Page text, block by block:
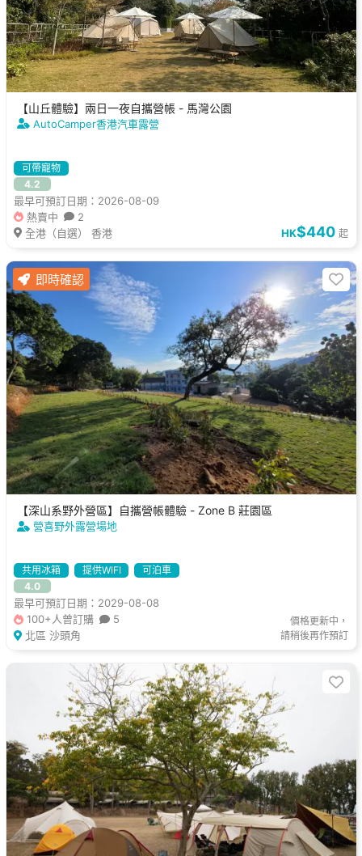
【山丘體驗】兩日一夜自攜營帳 - 馬灣公園
AutoCamper香港汽車露營
可帶寵物
4.2
最早可預訂日期：2026-08-09
熱賣中
2
全港（自選） 香港
HK$440 起
【深山系野外營區】自攜營帳體驗 - Zone B 莊園區
營喜野外露營場地
共用冰箱 提供WIFI
可泊車
4.0
最早可預訂日期：2029-08-08
100+人曾訂購
5
北區 沙頭角
價格更新中，
請稍後再作預訂
即時確認